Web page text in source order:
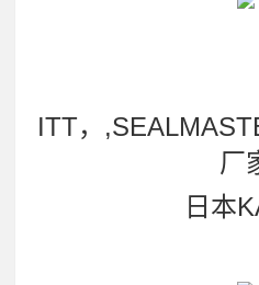
ITT，
厂
日本